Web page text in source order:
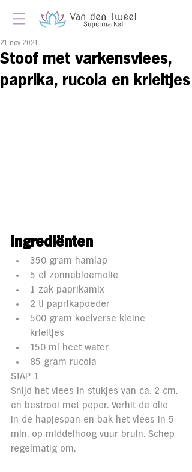
Stoof met varkensvlees,
paprika, rucola en krieltjes
21 nov 2021
Ingredi ë nten
350 gram hamlap
5 el zonnebloemolie
1 zak paprikamix
2 tl paprikapoeder
500 gram koelverse kleine
krieltjes
150 ml heet water
85 gram rucola
STAP 1
Snijd het vlees in stukjes van ca. 2 cm.
en bestrooi met peper. Verhit de olie
in de hapjespan en bak het vlees in 5
min. op middelhoog vuur bruin. Schep
regelmatig om.